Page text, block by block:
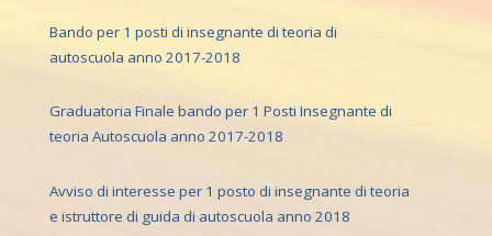
Bando per 1 posti di insegnante di teoria di
autoscuola anno 2017-2018
Graduatoria Finale bando per 1 Posti Insegnante di
teoria Autoscuola anno 2017-2018
Avviso di interesse per 1 posto di insegnante di teoria
e istruttore di guida di autoscuola anno 2018